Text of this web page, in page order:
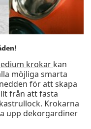
krokar kan
möjliga smarta
för att skapa
från att fästa
Krokarna
upp dekorgardiner